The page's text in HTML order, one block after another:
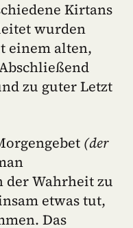
Kirtans
wurden
einem alten,
zu guter Letzt
(der
der Wahrheit zu
etwas tut,
Das